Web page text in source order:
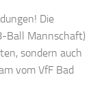
Die
Ball Mannschaft)
sondern auch
vom VfF Bad